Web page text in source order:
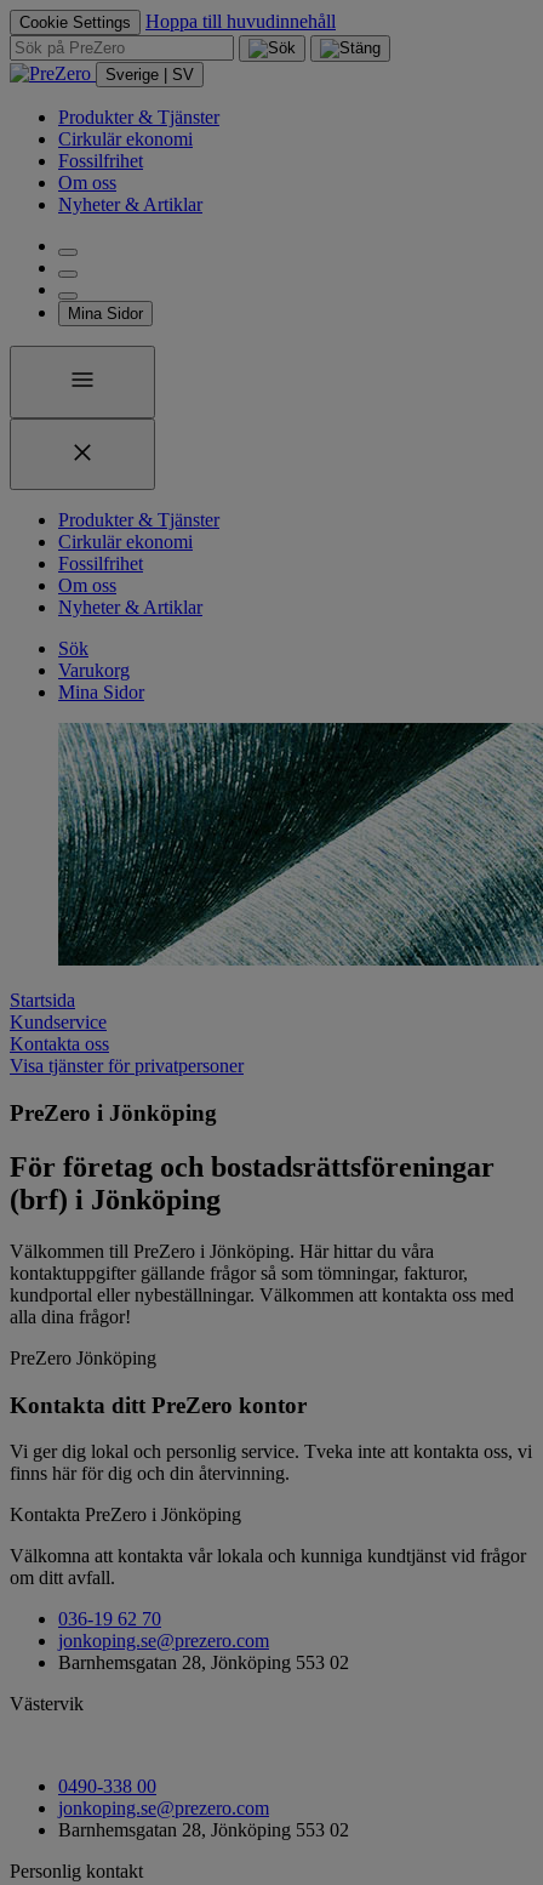
Cookie Settings Hoppa till huvudinnehåll
Sverige | SV
Produkter & Tjänster
Cirkulär ekonomi
Fossilfrihet
Om oss
Nyheter & Artiklar
Mina Sidor
Produkter & Tjänster
Cirkulär ekonomi
Fossilfrihet
Om oss
Nyheter & Artiklar
Sök
Varukorg
Mina Sidor
Startsida
Kundservice
Kontakta oss
Visa tjänster för privatpersoner
PreZero i Jönköping
För företag och bostadsrättsföreningar
(brf) i Jönköping
Välkommen till PreZero i Jönköping. Här hittar du våra
kontaktuppgifter gällande frågor så som tömningar, fakturor,
kundportal eller nybeställningar. Välkommen att kontakta oss med
alla dina frågor!
PreZero Jönköping
Kontakta ditt PreZero kontor
Vi ger dig lokal och personlig service. Tveka inte att kontakta oss, vi
finns här för dig och din återvinning.
Kontakta PreZero i Jönköping
Välkomna att kontakta vår lokala och kunniga kundtjänst vid frågor
om ditt avfall.
036-19 62 70
jonkoping.se@prezero.com
Barnhemsgatan 28, Jönköping 553 02
Västervik
0490-338 00
jonkoping.se@prezero.com
Barnhemsgatan 28, Jönköping 553 02
Personlig kontakt